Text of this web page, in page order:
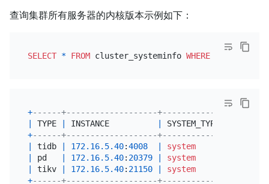
查询集群所有服务器的内核版本示例如下：
SELECT * FROM cluster_systeminfo WHERE name LIKE
+------+-------------------+-------------
TYPE INSTANCE SYSTEM_TYPE
+------+-------------------+-------------
tidb 172.16.5.40:4008 system
pd 172.16.5.40: 20379 system
tikv 172.16.5.40: 21150 system
+------+-------------------+-------------